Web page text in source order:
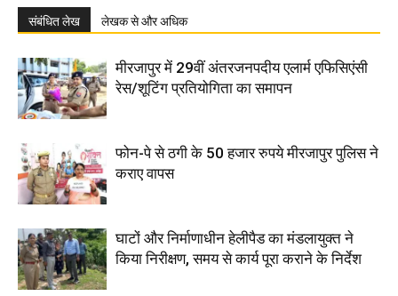
संबंधित लेख लेखक से और अधिक
मीरजापुर में 29वीं अंतरजनपदीय एलार्म एफिसिएंसी
रेस/शूटिंग प्रतियोगिता का समापन
फोन-पे से ठगी के 50 हजार रुपये मीरजापुर पुलिस ने
कराए वापस
घाटों और निर्माणाधीन हेलीपैड का मंडलायुक्त ने
किया निरीक्षण, समय से कार्य पूरा कराने के निर्देश